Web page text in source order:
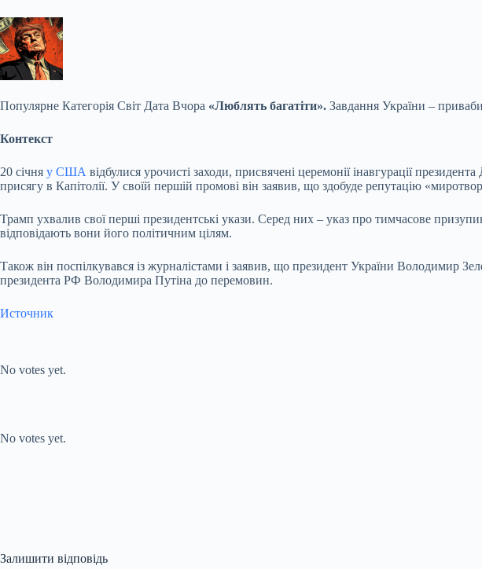
Популярне Категорія Світ Дата Вчора «Люблять багатіти». Завдання України –
Контекст
20 січня у США відбулися урочисті заходи, присвячені церемонії інавгурації
присягу в Капітолії. У своїй першій промові він заявив, що здобуде репутацію
Трамп ухвалив свої перші президентські укази. Серед них – указ про тимчасове
відповідають вони його політичним цілям.
Також він поспілкувався із журналістами і заявив, що президент України Володимир
президента РФ Володимира Путіна до перемовин.
Источник
No votes yet.
No votes yet.
Залишити відповідь